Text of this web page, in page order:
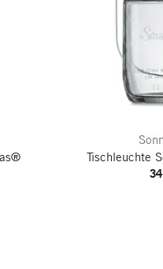
Tischleuchte